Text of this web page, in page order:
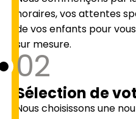
horaires, vos attentes
de vos enfants pour
sur mesure.
02
Sélection de
Nous choisissons une